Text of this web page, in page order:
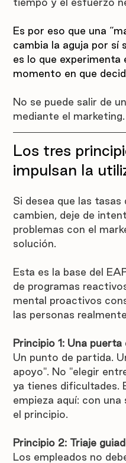
Es por eso que una
cambia la aguja por sí
es lo que experimenta
momento en que
No se puede salir de
mediante el marketing.
Los tres
impulsan la
Si desea que las
cambien, deje de
problemas con el
solución.
Esta es la base del
de programas
mental proactivos
las personas
Principio 1: Una
Un punto de partida.
apoyo". No "elegir
ya tienes dificultades.
empieza aquí: con una
el principio.
Principio 2: Triaje
Los empleados no